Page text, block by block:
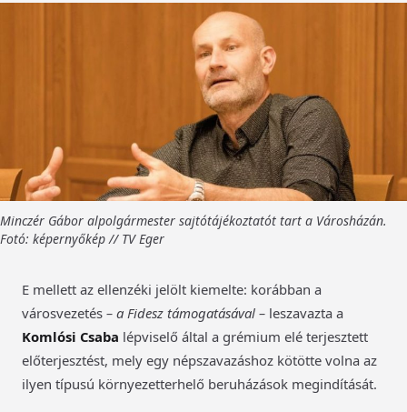
Minczér Gábor alpolgármester sajtótájékoztatót tart a Városházán.
Fotó: képernyőkép // TV Eger
E mellett az ellenzéki jelölt kiemelte: korábban a
városvezetés – a Fidesz támogatásával – leszavazta a
Komlósi Csaba lépviselő által a grémium elé terjesztett
előterjesztést, mely egy népszavazáshoz kötötte volna az
ilyen típusú környezetterhelő beruházások megindítását.